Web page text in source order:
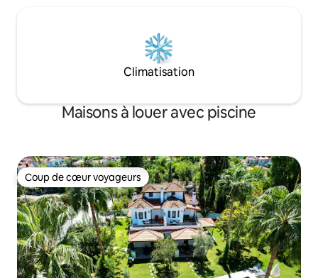
Climatisation
Maisons à louer avec piscine
Coup de cœur voyageurs
Coup de cœur voyageurs